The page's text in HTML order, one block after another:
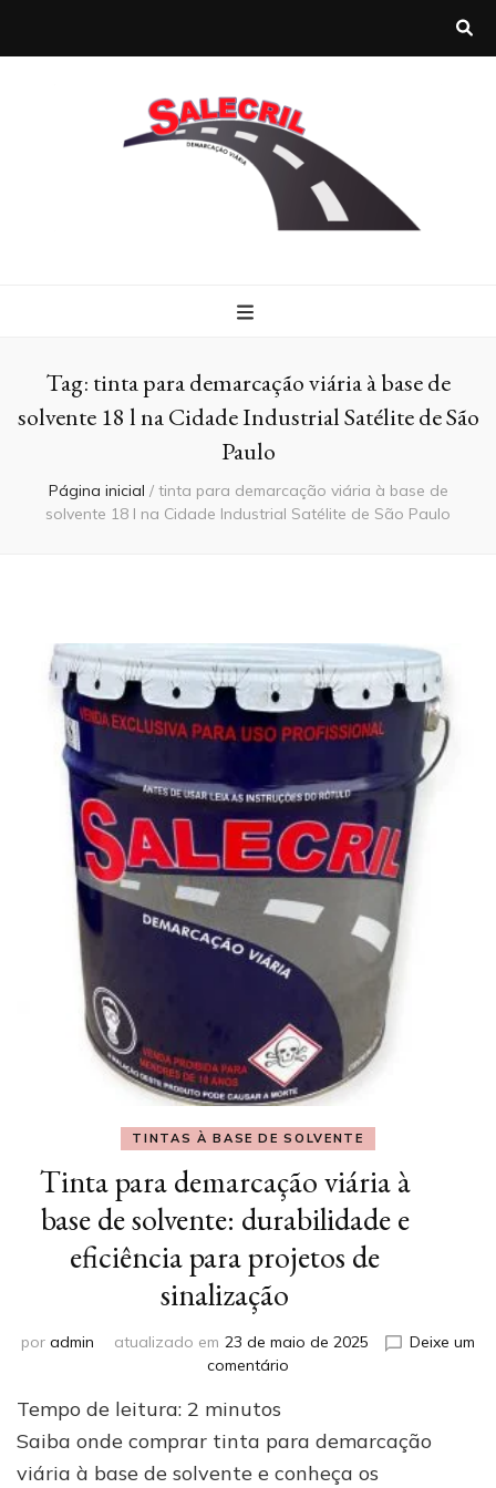
Tag: tinta para demarcação viária à base de
solvente 18 l na Cidade Industrial Satélite de São
Paulo
Página inicial / tinta para demarcação viária à base de
solvente 18 l na Cidade Industrial Satélite de São Paulo
TINTAS À BASE DE SOLVENTE
Tinta para demarcação viária à
base de solvente: durabilidade e
eficiência para projetos de
sinalização
por admin atualizado em 23 de maio de 2025
Deixe um
comentário
demarcação
à
Tempo de leitura: 2 minutos
Saiba onde comprar tinta para demarcação
viária à base de solvente e conheça os